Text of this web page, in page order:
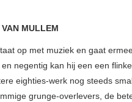
MULLEM
op met muziek en gaat
negentig kan hij een een
eighties-werk nog steeds
grunge-overlevers, de